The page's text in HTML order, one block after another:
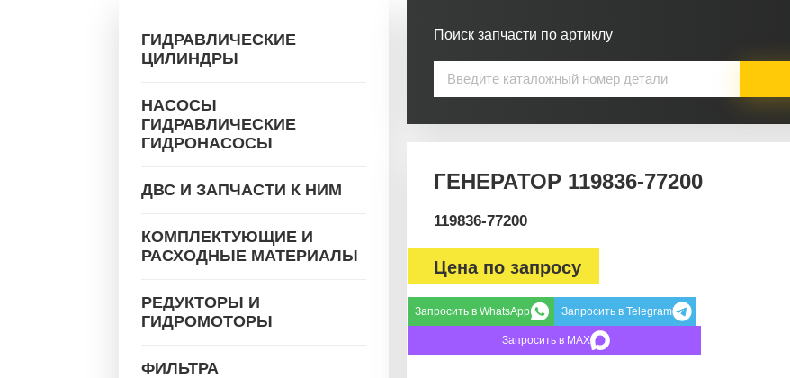
ГИДРАВЛИЧЕСКИЕ
ЦИЛИНДРЫ
НАСОСЫ
ГИДРАВЛИЧЕСКИЕ
ГИДРОНАСОСЫ
ДВС И ЗАПЧАСТИ К НИМ
КОМПЛЕКТУЮЩИЕ И
РАСХОДНЫЕ МАТЕРИАЛЫ
РЕДУКТОРЫ И
ГИДРОМОТОРЫ
ФИЛЬТРА
Поиск запчасти по артиклу
ГЕНЕРАТОР 119836-77200
119836-77200
Цена по запросу
Запросить в WhatsApp Запросить в Telegram
Запросить в MAX